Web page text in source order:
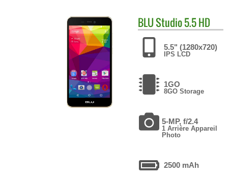
BLUStudio 5.5 HD
5.5" (1280x720)
IPS LCD
1GO
8GO Storage
5-MP, f/2.4
1 Arrière Appareil
Photo
2500 mAh